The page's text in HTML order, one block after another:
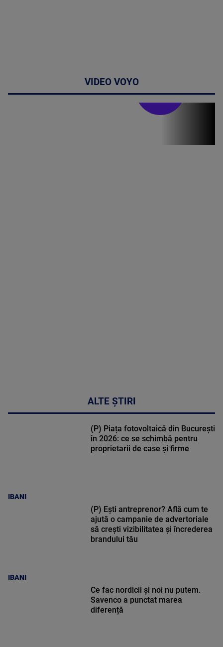
VIDEO VOYO
ALTE ȘTIRI
IBANI
(P) Piața fotovoltaică din București
în 2026: ce se schimbă pentru
proprietarii de case și firme
IBANI
(P) Ești antreprenor? Află cum te
ajută o campanie de advertoriale
să crești vizibilitatea și încrederea
brandului tău
Ce fac nordicii și noi nu putem.
Savenco a punctat marea
diferență